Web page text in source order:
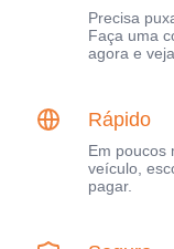
Precisa
Faça uma
agora e
Rápido
Em poucos
veículo,
pagar.